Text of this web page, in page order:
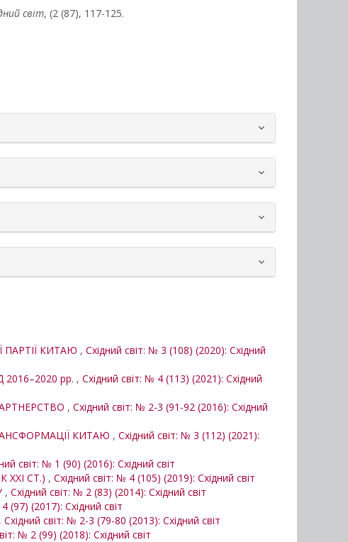
світ, (2 (87), 117-125.
ПАРТІЇ КИТАЮ , Східний світ: № 3 (108) (2020): Східний
рр. , Східний світ: № 4 (113) (2021): Східний
, Східний світ: № 2-3 (91-92 (2016): Східний
КИТАЮ , Східний світ: № 3 (112) (2021):
світ: № 1 (90) (2016): Східний світ
СТ.) , Східний світ: № 4 (105) (2019): Східний світ
, Східний світ: № 2 (83) (2014): Східний світ
(97) (2017): Східний світ
, Східний світ: № 2-3 (79-80 (2013): Східний світ
№ 2 (99) (2018): Східний світ